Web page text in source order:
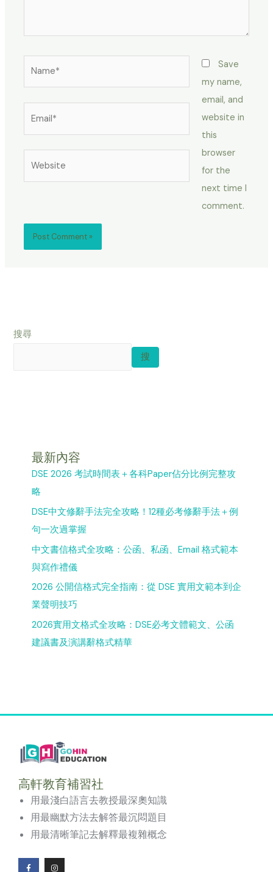
Save
my name,
email, and
website in
this
browser
for the
next time I
comment.
搜尋
搜
最新內容
DSE 2026 考試時間表＋各科Paper佔分比例完整攻
略
DSE中文修辭手法完全攻略！12種必考修辭手法＋例
句一次過掌握
中文書信格式全攻略：公函、私函、Email 格式範本
與寫作禮儀
2026 公開信格式完全指南：從 DSE 實用文範本到企
業聲明技巧
2026實用文格式全攻略：DSE必考文體範文、公函
建議書及演講辭格式精華
高軒教育補習社
用最淺白語言去教授最深奧知識
用最幽默方法去解答最沉悶題目
用最清晰筆記去解釋最複雜概念